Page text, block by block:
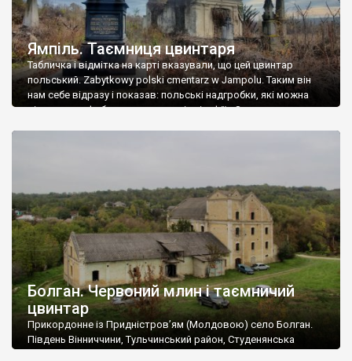
Ямпіль. Таємниця цвинтаря
Табличка і відмітка на карті вказували, що цей цвинтар
польський. Zabytkowy polski cmentarz w Jampolu. Таким він
нам себе відразу і показав: польські надгробки, які можна
віднести до фабричних, польські епітафії… Загалом цвинтар
Болган. Червоний млин і таємничий
цвинтар
Прикордонне із Придністров’ям (Молдовою) село Болган.
Південь Вінниччини, Тульчинський район, Студенянська